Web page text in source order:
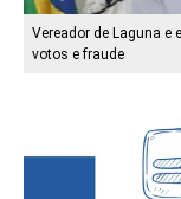
Vereador de Laguna e
votos e fraude